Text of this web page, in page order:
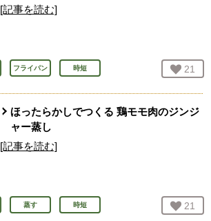
[記事を読む]
フライパン 時短 お気
21
ほったらかしでつくる 鶏モモ肉のジンジ
ャー蒸し
[記事を読む]
蒸す 時短 お気
21